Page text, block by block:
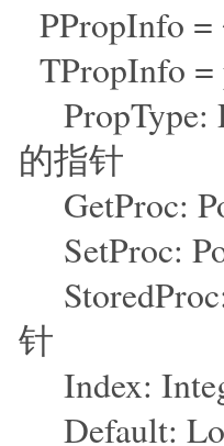
PPropInfo
TPropInfo =
PropType:
的指针
GetProc:
SetProc:
针
Index:
Default: